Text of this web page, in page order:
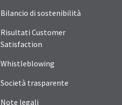
Bilancio di sostenibilità
Risultati Customer
Satisfaction
Whistleblowing
Società trasparente
Note legali